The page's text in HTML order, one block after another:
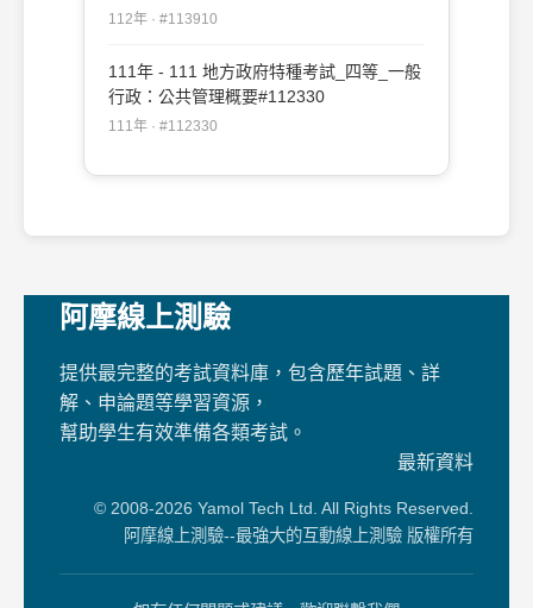
112年 · #113910
111年 - 111 地方政府特種考試_四等_一般
行政：公共管理概要#112330
111年 · #112330
阿摩線上測驗
提供最完整的考試資料庫，包含歷年試題、詳
解、申論題等學習資源，
幫助學生有效準備各類考試。
最新資料
© 2008-2026 Yamol Tech Ltd. All Rights Reserved.
阿摩線上測驗--最強大的互動線上測驗 版權所有